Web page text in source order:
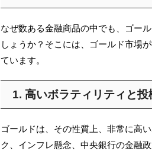
なぜ数ある金融商品の中でも、ゴー
しょうか？そこには、ゴールド市場
ています。
1. 高いボラティリティと投
ゴールドは、その性質上、非常に高
ク、インフレ懸念、中央銀行の金融